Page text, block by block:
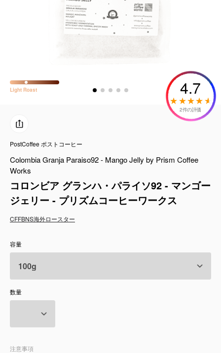
CFFBNS
ギフトセット
リキッド
特集
卸販売
コーヒーのサブスク
サービス
よくある質問
店舗情報
Light Roast 4.7
2件の評価
PostCoffee ポストコーヒー
Colombia Granja Paraiso92 - Mango Jelly by Prism Coffee
Works
コロンビア グランハ・パライソ92 - マンゴー
ジェリー - プリズムコーヒーワークス
CFFBNS海外ロースター
容量
数量
注意事項